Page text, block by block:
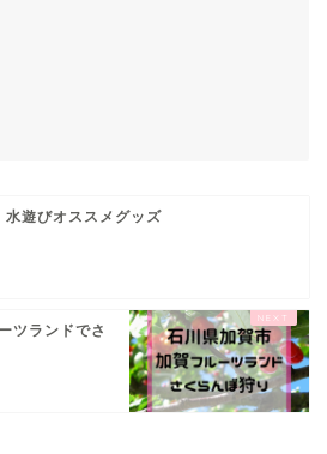
水遊びオススメグッズ
ツランドでさ